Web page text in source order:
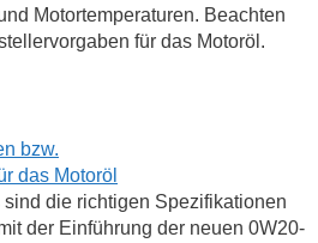
Motortemperaturen. Beachten
für das Motoröl.
bzw.
das Motoröl
die richtigen Spezifikationen
der Einführung der neuen 0W20-